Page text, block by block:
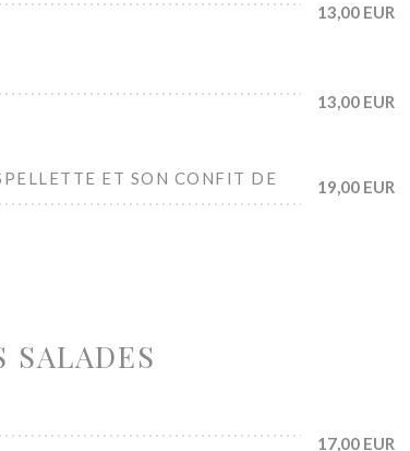
13,00 EUR
13,00 EUR
ET SON CONFIT DE
19,00 EUR
SALADES
17,00 EUR